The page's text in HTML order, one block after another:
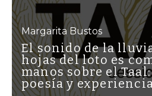
Margarita Bustos
El sonido de la
hojas del loto es
manos sobre el
poesía y